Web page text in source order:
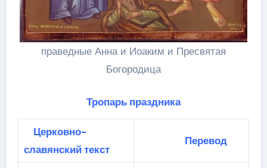
праведные Анна и Иоаким и Пресвятая
Богородица
Тропарь праздника
Церковно-
славянский текст
Перевод